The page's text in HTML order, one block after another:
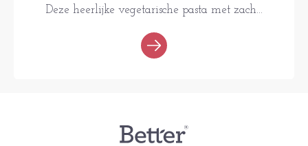
Deze heerlijke vegetarische pasta met zach...